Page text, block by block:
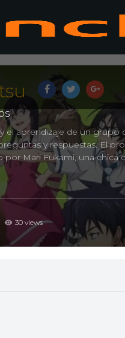
el aprendizaje de un
y respuestas. El
por Mari Fukami, una
30 views